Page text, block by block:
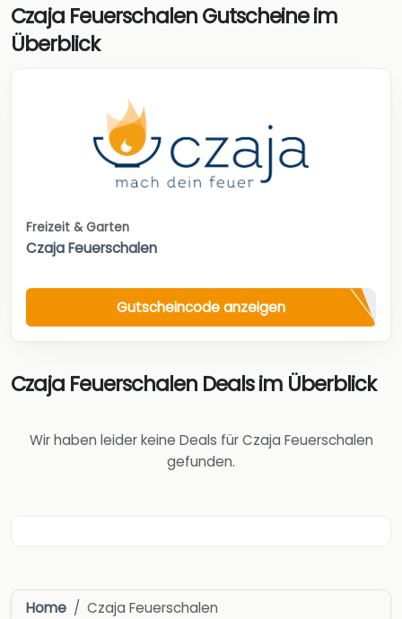
Czaja Feuerschalen Gutscheine im
Überblick
Freizeit & Garten
Czaja Feuerschalen
Gutscheincode anzeigen
Czaja Feuerschalen Deals im Überblick
Wir haben leider keine Deals für Czaja Feuerschalen
gefunden.
Home Czaja Feuerschalen